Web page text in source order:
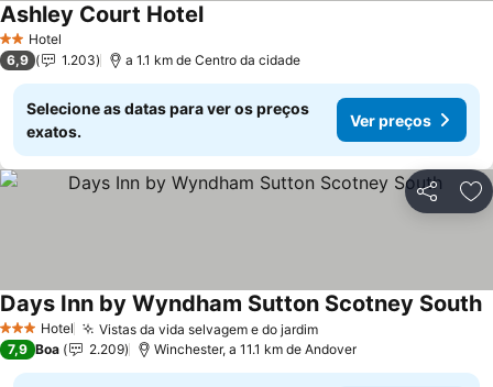
2 Estrelas
Hotel
Ashley Court HotelVer preços
6,9 1.203 a 1.1 km de Centro da cidade
Selecione as datas para ver os preços
exatos.
Ver preços
Partilhar
3 EstrelasHotel Vistas da vida selvagem e do jardimVer preços
Days Inn by Wyndham Sutton Scotney South
7,9 Boa 2.209 Winchester, a 11.1 km de Andover